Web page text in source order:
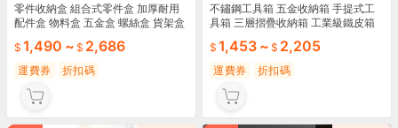
零件收納盒 組合式零件盒 加厚耐用
配件盒 物料盒 五金盒 螺絲盒 貨架盒
1,490 ~ 2,686
運費券 折扣碼
不鏽鋼工具箱 五金收納箱 手提式工
具箱 三層摺疊收納箱 工業級鐵皮箱
1,453 ~ 2,205
運費券 折扣碼